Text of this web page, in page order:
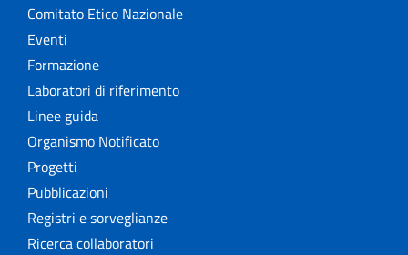
Comitato Etico Nazionale
Eventi
Formazione
Laboratori di riferimento
Linee guida
Organismo Notificato
Progetti
Pubblicazioni
Registri e sorveglianze
Ricerca collaboratori